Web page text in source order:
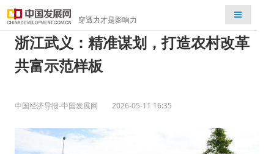
穿透力才是影响力
检索
浙江武义：精准谋划，打造农村改革
共富示范样板
中国经济导报-中国发展网 2026-05-11 16:35